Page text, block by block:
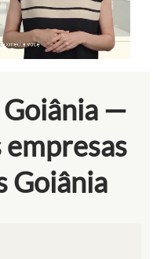
Goiânia —
empresas
Goiânia